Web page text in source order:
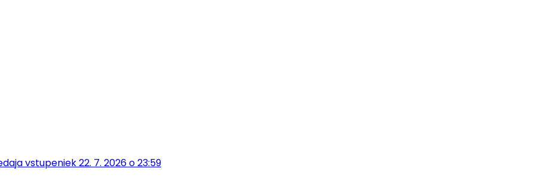
vstupeniek 22. 7. 2026 o 23:59